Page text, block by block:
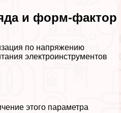
и форм-фактор
по напряжению
электроинструментов
этого параметра